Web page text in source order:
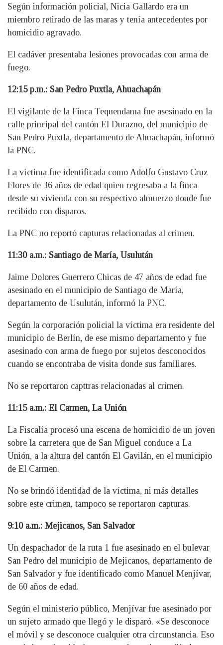
Según información policial, Nicia Gallardo era un
miembro retirado de las maras y tenía antecedentes por
homicidio agravado.
El cadáver presentaba lesiones provocadas con arma de
fuego.
12:15 p.m.: San Pedro Puxtla, Ahuachapán
El vigilante de la Finca Tequendama fue asesinado en la
calle principal del cantón El Durazno, del municipio de
San Pedro Puxtla, departamento de Ahuachapán, informó
la PNC.
La víctima fue identificada como Adolfo Gustavo Cruz
Flores de 36 años de edad quien regresaba a la finca
desde su vivienda con su respectivo almuerzo donde fue
recibido con disparos.
La PNC no reportó capturas relacionadas al crimen.
11:30 a.m.: Santiago de María, Usulután
Jaime Dolores Guerrero Chicas de 47 años de edad fue
asesinado en el municipio de Santiago de María,
departamento de Usulután, informó la PNC.
Según la corporación policial la víctima era residente del
municipio de Berlín, de ese mismo departamento y fue
asesinado con arma de fuego por sujetos desconocidos
cuando se encontraba de visita donde sus familiares.
No se reportaron capttras relacionadas al crimen.
11:15 a.m.: El Carmen, La Unión
La Fiscalía procesó una escena de homicidio de un joven
sobre la carretera que de San Miguel conduce a La
Unión, a la altura del cantón El Gavilán, en el municipio
de El Carmen.
No se brindó identidad de la víctima, ni más detalles
sobre este crimen, tampoco se reportaron capturas.
9:10 a.m.: Mejicanos, San Salvador
Un despachador de la ruta 1 fue asesinado en el bulevar
San Pedro del municipio de Mejicanos, departamento de
San Salvador y fue identificado como Manuel Menjívar,
de 60 años de edad.
Según el ministerio público, Menjívar fue asesinado por
un sujeto armado que llegó y le disparó. «Se desconoce
el móvil y se desconoce cualquier otra circunstancia. Eso